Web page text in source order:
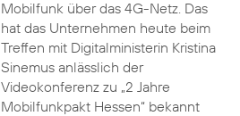
Mobilfunk über das 4G-Netz. Das
hat das Unternehmen heute beim
Treffen mit Digitalministerin Kristina
Sinemus anlässlich der
Videokonferenz zu „2 Jahre
Mobilfunkpakt Hessen“ bekannt